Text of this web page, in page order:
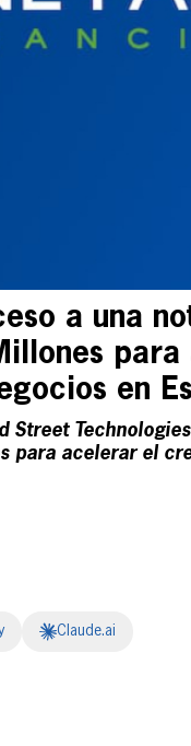
a una
para
en
para acelerar el
Claude.ai